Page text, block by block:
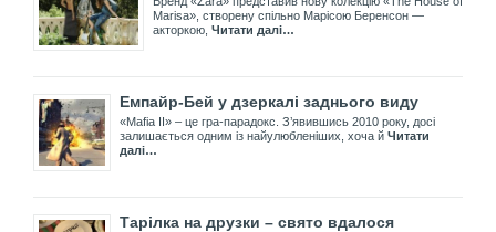
Marisa», створену спільно Марісою Беренсон —
акторкою, Читати далі…
Емпайр-Бей у дзеркалі заднього виду
«Mafia II» – це гра-парадокс. З’явившись 2010 року, досі
залишається одним із найулюбленіших, хоча й Читати
далі…
Тарілка на друзки – свято вдалося